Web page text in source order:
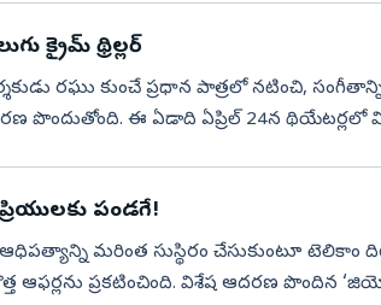
క్రైమ్‌ థ్రిల్లర్‌
రఘు కుంచే ప్రధాన పాత్రలో నటించి,
పొందుతోంది. ఈ ఏడాది ఏప్రిల్‌ 24న థియేటర్లలో
పండగే!
మరింత సుస్థిరం చేసుకుంటూ టెలికాం
ప్రకటించింది. విశేష ఆదరణ పొందిన